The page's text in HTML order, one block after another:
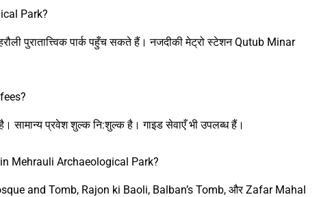
Park?
पुरातात्त्विक पार्क पहुँच सकते हैं। नजदीकी मेट्रो स्टेशन Qutub Minar
सामान्य प्रवेश शुल्क नि:शुल्क है। गाइड सेवाएँ भी उपलब्ध हैं।
Mehrauli Archaeological Park?
and Tomb, Rajon ki Baoli, Balban’s Tomb, और Zafar Mahal